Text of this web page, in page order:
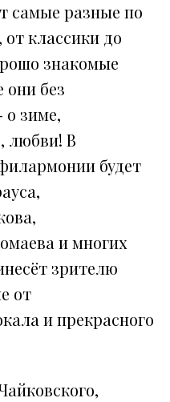
самые разные по
классики до
знакомые
они без
о зиме,
любви! В
будет
и многих
зрителю
от
и прекрасного